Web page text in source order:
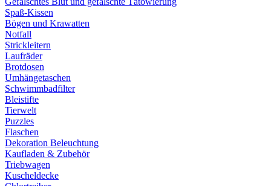
Spaß-Kissen
Bögen und Krawatten
Notfall
Strickleitern
Laufräder
Brotdosen
Umhängetaschen
Schwimmbadfilter
Bleistifte
Tierwelt
Puzzles
Flaschen
Dekoration Beleuchtung
Kaufladen & Zubehör
Triebwagen
Kuscheldecke